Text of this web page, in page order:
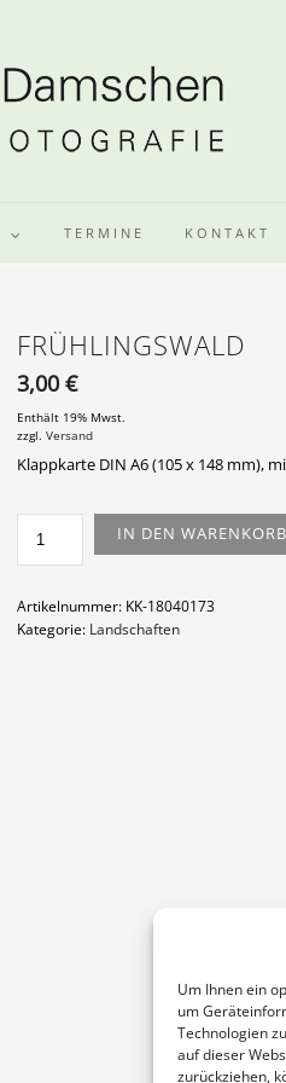
Um Ihnen ein
um
Technologien
auf dieser
zurückziehen,
TERMINE KONTAKT
FRÜHLINGSWALD
3,00€
Enthält 19% Mwst.
zzgl.Versand
Klappkarte DIN A6 (105 x 148 mm),
FRÜHLINGSWALD
MENGE
IN DEN WARENKORB
Artikelnummer: KK-18040173
Kategorie: Landschaften